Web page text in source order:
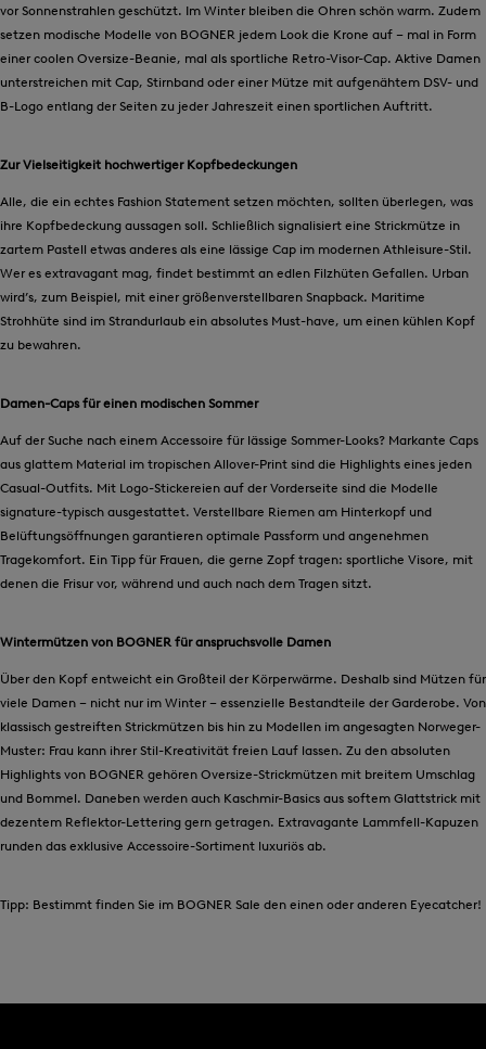
vor Sonnenstrahlen geschützt. Im Winter bleiben die Ohren schön warm. Zudem
setzen modische Modelle von BOGNER jedem Look die Krone auf – mal in Form
einer coolen Oversize-Beanie, mal als sportliche Retro-Visor-Cap. Aktive Damen
unterstreichen mit Cap, Stirnband oder einer Mütze mit aufgenähtem DSV- und
B-Logo entlang der Seiten zu jeder Jahreszeit einen sportlichen Auftritt.
Zur Vielseitigkeit hochwertiger Kopfbedeckungen
Alle, die ein echtes Fashion Statement setzen möchten, sollten überlegen, was
ihre Kopfbedeckung aussagen soll. Schließlich signalisiert eine Strickmütze in
zartem Pastell etwas anderes als eine lässige Cap im modernen Athleisure-Stil.
Wer es extravagant mag, findet bestimmt an edlen Filzhüten Gefallen. Urban
wird’s, zum Beispiel, mit einer größenverstellbaren Snapback. Maritime
Strohhüte sind im Strandurlaub ein absolutes Must-have, um einen kühlen Kopf
zu bewahren.
Damen-Caps für einen modischen Sommer
Auf der Suche nach einem Accessoire für lässige Sommer-Looks? Markante Caps
aus glattem Material im tropischen Allover-Print sind die Highlights eines jeden
Casual-Outfits. Mit Logo-Stickereien auf der Vorderseite sind die Modelle
signature-typisch ausgestattet. Verstellbare Riemen am Hinterkopf und
Belüftungsöffnungen garantieren optimale Passform und angenehmen
Tragekomfort. Ein Tipp für Frauen, die gerne Zopf tragen: sportliche Visore, mit
denen die Frisur vor, während und auch nach dem Tragen sitzt.
Wintermützen von BOGNER für anspruchsvolle Damen
Über den Kopf entweicht ein Großteil der Körperwärme. Deshalb sind Mützen für
viele Damen – nicht nur im Winter – essenzielle Bestandteile der Garderobe. Von
klassisch gestreiften Strickmützen bis hin zu Modellen im angesagten Norweger-
Muster: Frau kann ihrer Stil-Kreativität freien Lauf lassen. Zu den absoluten
Highlights von BOGNER gehören Oversize-Strickmützen mit breitem Umschlag
und Bommel. Daneben werden auch Kaschmir-Basics aus softem Glattstrick mit
dezentem Reflektor-Lettering gern getragen. Extravagante Lammfell-Kapuzen
runden das exklusive Accessoire-Sortiment luxuriös ab.
Tipp: Bestimmt finden Sie im BOGNER Sale den einen oder anderen Eyecatcher!